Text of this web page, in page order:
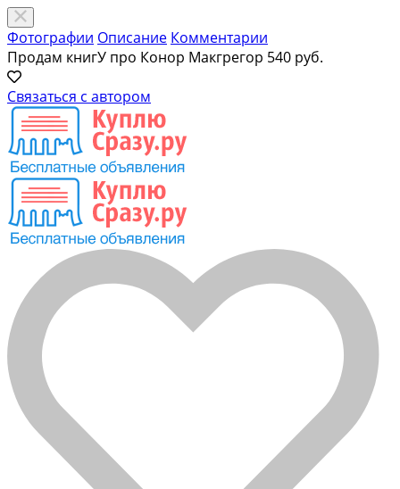
Фотографии Описание Комментарии
Продам книгУ про Конор Макгрегор 540 руб.
Связаться с автором